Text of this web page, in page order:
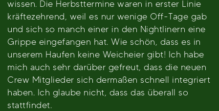
wissen. Die Herbsttermine waren in erster Linie
kräftezehrend, weil es nur wenige Off-Tage gab
und sich so manch einer in den Nightlinern eine
Grippe eingefangen hat. Wie schön, dass es in
unserem Haufen keine Weicheier gibt! Ich habe
mich auch sehr darüber gefreut, dass die neuen
Crew Mitglieder sich dermaßen schnell integriert
haben. Ich glaube nicht, dass das überall so
stattfindet.